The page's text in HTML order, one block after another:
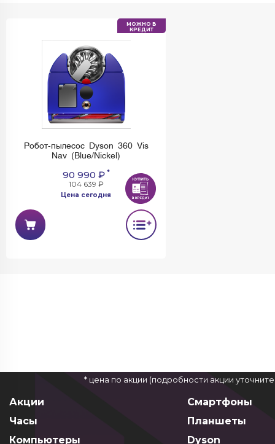
МОЖНО В
КРЕДИТ
Робот-пылесос Dyson 360 Vis
Nav (Blue/Nickel)
90 990 ₽*
104 639 ₽
Цена сегодня
* цена по акции (подробности акции
Акции
Смартфоны
Часы
Планшеты
Компьютеры
Dyson